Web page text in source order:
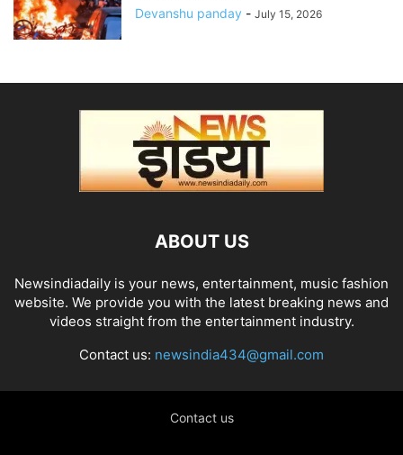
Devanshu panday - July 15, 2026
ABOUT US
Newsindiadaily is your news, entertainment, music fashion
website. We provide you with the latest breaking news and
videos straight from the entertainment industry.
Contact us: newsindia434@gmail.com
Contact us